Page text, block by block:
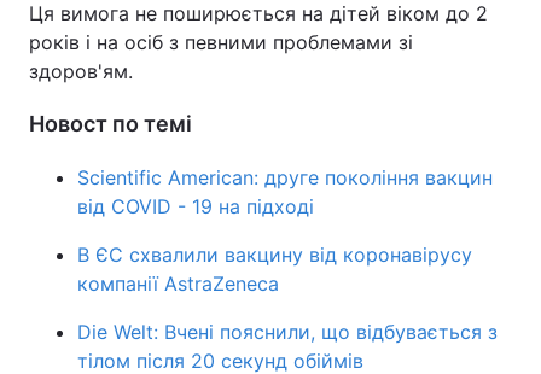
Ця вимога не поширюється на дітей віком до 2
років і на осіб з певними проблемами зі
здоров'ям.
Новост по темі
Scientific American: друге покоління вакцин
від COVID - 19 на підході
В ЄС схвалили вакцину від коронавірусу
компанії AstraZeneca
Die Welt: Вчені пояснили, що відбувається з
тілом після 20 секунд обіймів